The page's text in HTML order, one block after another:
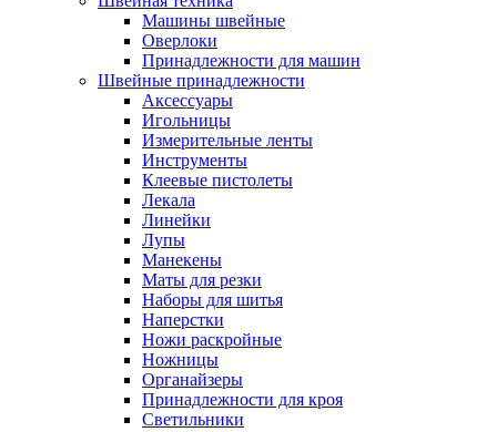
Машины швейные
Оверлоки
Принадлежности для машин
Швейные принадлежности
Аксессуары
Игольницы
Измерительные ленты
Инструменты
Клеевые пистолеты
Лекала
Линейки
Лупы
Манекены
Маты для резки
Наборы для шитья
Наперстки
Ножи раскройные
Ножницы
Органайзеры
Принадлежности для кроя
Светильники